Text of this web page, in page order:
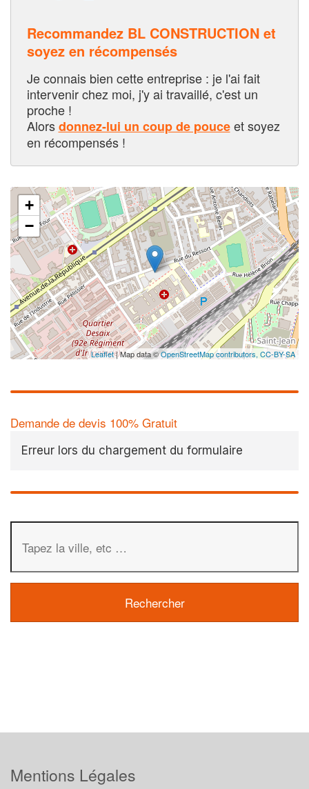
Recommandez BL CONSTRUCTION et
soyez en récompensés
Je connais bien cette entreprise : je l'ai fait
intervenir chez moi, j'y ai travaillé, c'est un
proche !
Alorsdonnez-lui un coup de pouceet soyez
en récompensés !
+
−
Leaflet| Map data ©OpenStreetMap contributors, CC-BY-SA
Demande de devis 100% Gratuit
Erreur lors du chargement du formulaire
Mentions Légales